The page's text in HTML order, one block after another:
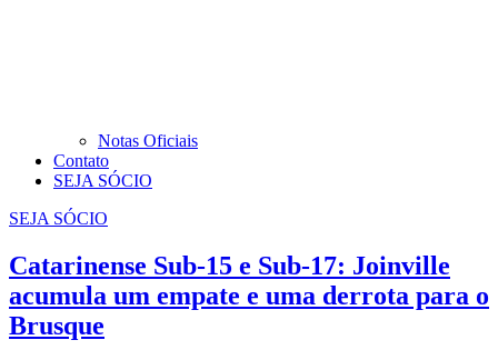
Notas Oficiais
Contato
SEJA SÓCIO
SEJA SÓCIO
Catarinense Sub-15 e Sub-17: Joinville
acumula um empate e uma derrota para o
Brusque